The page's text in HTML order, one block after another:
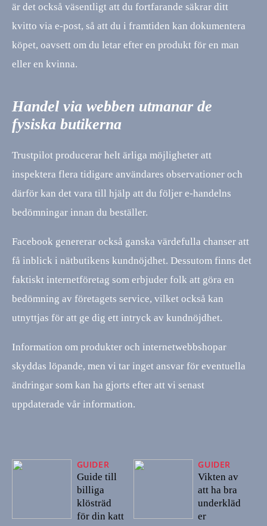
är det också väsentligt att du fortfarande säkrar ditt
kvitto via e-post, så att du i framtiden kan dokumentera
köpet, oavsett om du letar efter en produkt för en man
eller en kvinna.
Handel via webben utmanar de
fysiska butikerna
Trustpilot producerar helt ärliga möjligheter att
inspektera flera tidigare användares observationer och
därför kan det vara till hjälp att du följer e-handelns
bedömningar innan du beställer.
Facebook genererar också ganska värdefulla chanser att
få inblick i nätbutikens kundnöjdhet. Dessutom finns det
faktiskt internetföretag som erbjuder folk att göra en
bedömning av företagets service, vilket också kan
utnyttjas för att ge dig ett intryck av kundnöjdhet.
Information om produkter och internetwebbshopar
skyddas löpande, men vi tar inget ansvar för eventuella
ändringar som kan ha gjorts efter att vi senast
uppdaterade vår information.
GUIDER
Guide till
billiga
klösträd
för din katt
GUIDER
Vikten av
att ha bra
underkläd
er